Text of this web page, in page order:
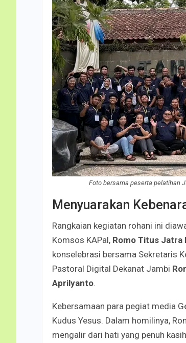
Foto bersama peserta pelatihan
Menyuarakan
Rangkaian kegiatan rohani ini
Komsos KAPal, Romo Titus Jatra
konselebrasi bersama Sekretaris
Pastoral Digital Dekanat Jambi
Aprilyanto.
Kebersamaan para pegiat media
Kudus Yesus. Dalam homilinya,
mengalir dari hati yang penuh